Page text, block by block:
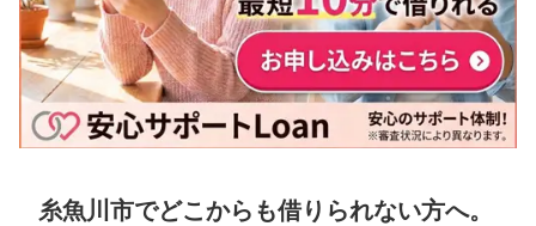
糸魚川市でどこからも借りられない方へ。